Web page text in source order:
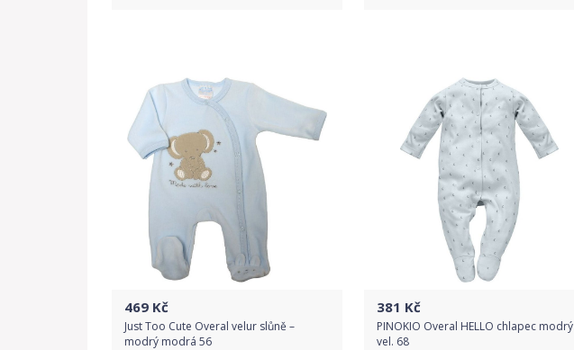
Detail produktu Detail produktu
469 Kč
Just Too Cute Overal velur slůně –
modrý modrá 56
381 Kč
PINOKIO Overal HELLO chlapec modrý
vel. 68